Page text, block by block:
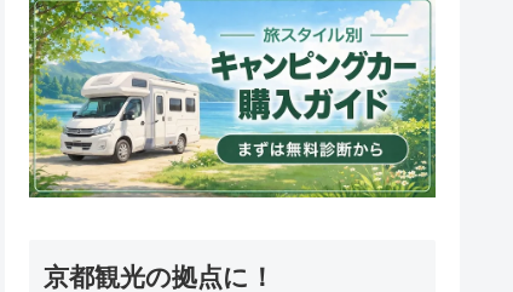
京都観光の拠点に！